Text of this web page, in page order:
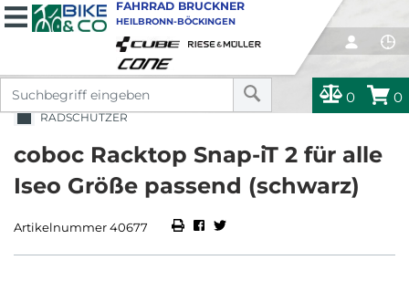
0 0
FAHRRAD BRUCKNER
HEILBRONN-BÖCKINGEN
RADSCHÜTZER
coboc Racktop Snap-iT 2 für alle
Iseo Größe passend (schwarz)
Artikelnummer 40677